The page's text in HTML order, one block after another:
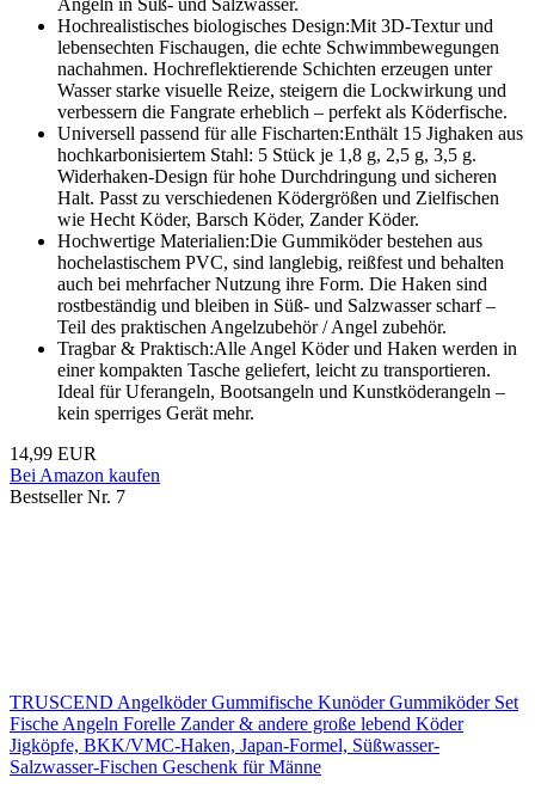
Angeln in Süß- und Salzwasser.
Hochrealistisches biologisches Design:Mit 3D-Textur und
lebensechten Fischaugen, die echte Schwimmbewegungen
nachahmen. Hochreflektierende Schichten erzeugen unter
Wasser starke visuelle Reize, steigern die Lockwirkung und
verbessern die Fangrate erheblich – perfekt als Köderfische.
Universell passend für alle Fischarten:Enthält 15 Jighaken aus
hochkarbonisiertem Stahl: 5 Stück je 1,8 g, 2,5 g, 3,5 g.
Widerhaken-Design für hohe Durchdringung und sicheren
Halt. Passt zu verschiedenen Ködergrößen und Zielfischen
wie Hecht Köder, Barsch Köder, Zander Köder.
Hochwertige Materialien:Die Gummiköder bestehen aus
hochelastischem PVC, sind langlebig, reißfest und behalten
auch bei mehrfacher Nutzung ihre Form. Die Haken sind
rostbeständig und bleiben in Süß- und Salzwasser scharf –
Teil des praktischen Angelzubehör / Angel zubehör.
Tragbar & Praktisch:Alle Angel Köder und Haken werden in
einer kompakten Tasche geliefert, leicht zu transportieren.
Ideal für Uferangeln, Bootsangeln und Kunstköderangeln –
kein sperriges Gerät mehr.
14,99 EUR
Bei Amazon kaufen
Bestseller Nr. 7
TRUSCEND Angelköder Gummifische Kunöder Gummiköder Set
Fische Angeln Forelle Zander & andere große lebend Köder
Jigköpfe, BKK/VMC-Haken, Japan-Formel, Süßwasser-
Salzwasser-Fischen Geschenk für Männe